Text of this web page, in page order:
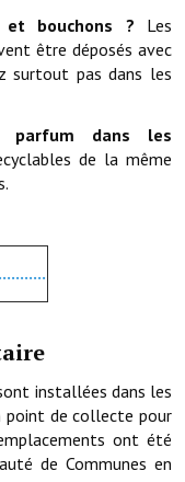
bouchons ? Les
être déposés avec
surtout pas dans les
parfum dans les
de la même
installées dans les
point de collecte pour
ont été
de Communes en